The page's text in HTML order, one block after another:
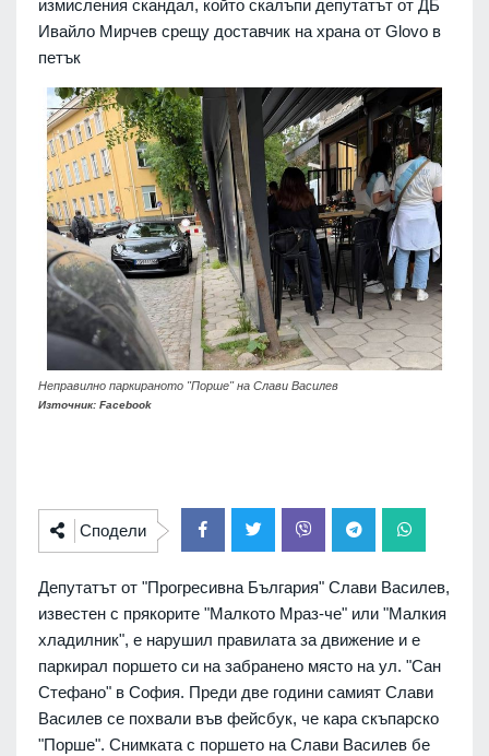
измисления скандал, който скалъпи депутатът от ДБ
Ивайло Мирчев срещу доставчик на храна от Glovo в
петък
Неправилно паркираното "Порше" на Слави Василев
Източник: Facebook
Сподели
Депутатът от "Прогресивна България" Слави Василев,
известен с прякорите "Малкото Мраз-че" или "Малкия
хладилник", е нарушил правилата за движение и е
паркирал поршето си на забранено място на ул. "Сан
Стефано" в София. Преди две години самият Слави
Василев се похвали във фейсбук, че кара скъпарско
"Порше". Снимката с поршето на Слави Василев бе